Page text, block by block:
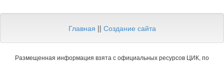
Главная || Создание сайта
Размещенная информация взята с официальных ресурсов ЦИК, по